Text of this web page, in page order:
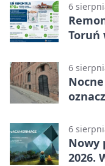
6
Toruń
6
6
Nowy
2026.